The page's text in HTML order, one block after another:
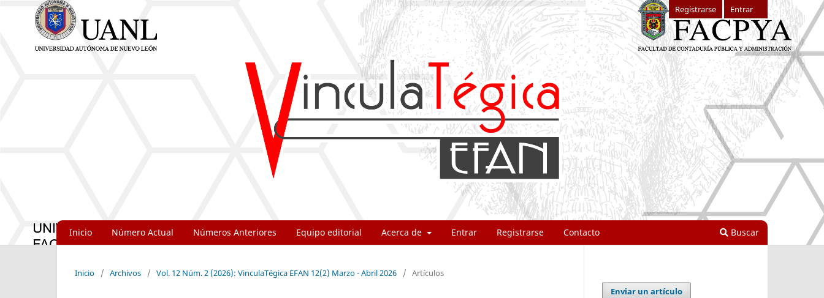
Inicio Número Actual Números Anteriores Equipo editorial Acerca de Entrar Registrarse Contacto Buscar
Registrarse Entrar
Inicio / Archivos / Vol. 12 Núm. 2 (2026): VinculaTégica EFAN 12(2) Marzo - Abril 2026 / Artículos
Enviar un artículo